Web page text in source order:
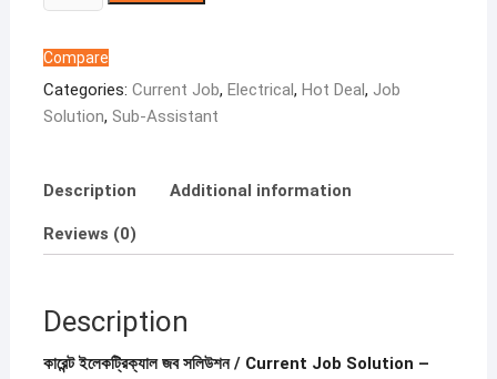
Job
-
Electrical
quantity
Compare
Categories: Current Job, Electrical, Hot Deal, Job
Solution, Sub-Assistant
Description Additional information
Reviews (0)
Description
কারেন্ট ইলেকট্রিক্যাল জব সলিউশন / Current Job Solution –